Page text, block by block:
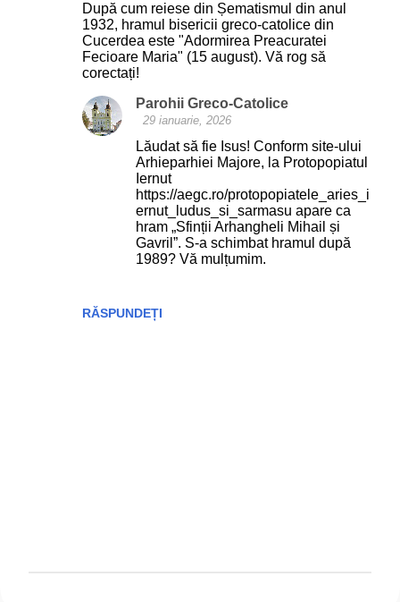
După cum reiese din Șematismul din anul
1932, hramul bisericii greco-catolice din
Cucerdea este "Adormirea Preacuratei
Fecioare Maria" (15 august). Vă rog să
corectați!
RĂSPUNDEȚI
Parohii Greco-Catolice
29 ianuarie, 2026
Lăudat să fie Isus! Conform site-ului
Arhieparhiei Majore, la Protopopiatul
Iernut
https://aegc.ro/protopopiatele_aries_i
ernut_ludus_si_sarmasu apare ca
hram „Sfinții Arhangheli Mihail și
Gavril”. S-a schimbat hramul după
1989? Vă mulțumim.